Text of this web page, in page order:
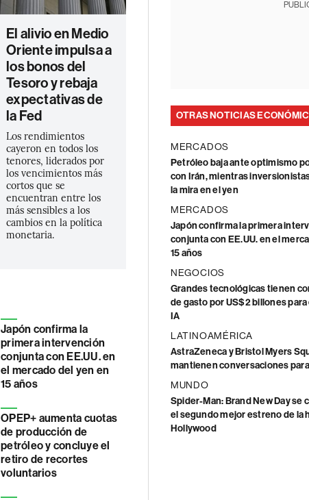
El alivio en Medio
Oriente impulsa a
los bonos del
Tesoro y rebaja
expectativas de
la Fed
Los rendimientos
cayeron en todos los
tenores, liderados por
los vencimientos más
cortos que se
encuentran entre los
más sensibles a los
cambios en la política
monetaria.
Japón confirma la
primera intervención
conjunta con EE.UU. en
el mercado del yen en
15 años
OPEP+ aumenta cuotas
de producción de
petróleo y concluye el
retiro de recortes
voluntarios
OTRAS NOTICIAS
MERCADOS
Petróleo baja ante optimismo
con Irán, mientras
la mira en el yen
MERCADOS
Japón confirma la primera
conjunta con EE.UU. en el
15 años
NEGOCIOS
Grandes tecnológicas tienen
de gasto por US$2 billones para
IA
LATINOAMÉRICA
AstraZeneca y Bristol Myers
mantienen conversaciones
MUNDO
Spider-Man: Brand New Day se
el segundo mejor estreno de la
Hollywood